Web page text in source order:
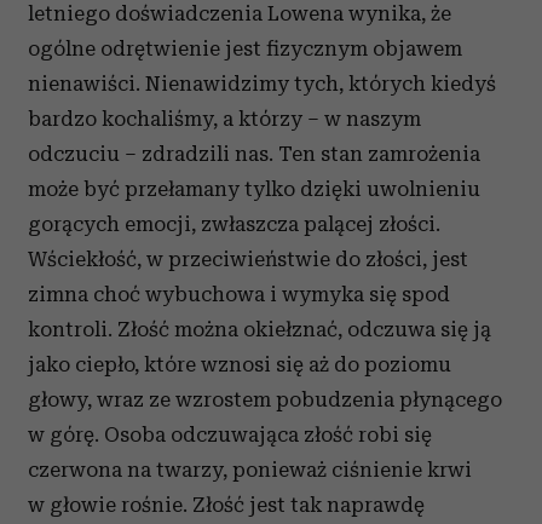
letniego doświadczenia Lowena wynika, że
ogólne odrętwienie jest fizycznym objawem
nienawiści. Nienawidzimy tych, których kiedyś
bardzo kochaliśmy, a którzy – w naszym
odczuciu – zdradzili nas. Ten stan zamrożenia
może być przełamany tylko dzięki uwolnieniu
gorących emocji, zwłaszcza palącej złości.
Wściekłość, w przeciwieństwie do złości, jest
zimna choć wybuchowa i wymyka się spod
kontroli. Złość można okiełznać, odczuwa się ją
jako ciepło, które wznosi się aż do poziomu
głowy, wraz ze wzrostem pobudzenia płynącego
w górę. Osoba odczuwająca złość robi się
czerwona na twarzy, ponieważ ciśnienie krwi
w głowie rośnie. Złość jest tak naprawdę